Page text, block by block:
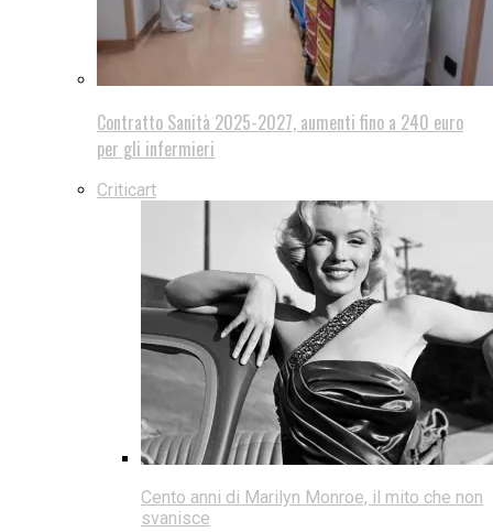
Contratto Sanità 2025-2027, aumenti fino a 240 euro
per gli infermieri
Criticart
Cento anni di Marilyn Monroe, il mito che non
svanisce